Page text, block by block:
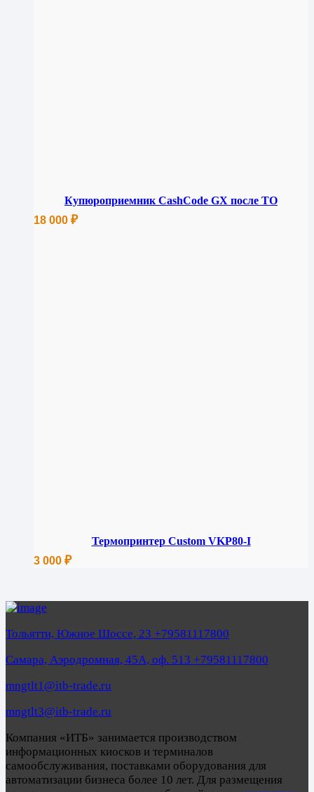
Купюроприемник CashCode GX после ТО
18 000 ₽
Термопринтер Custom VKP80-I
3 000 ₽
Тольятти, Южное Шоссе, 23 +79581117800
Самара, Аэродромная, 45А, оф. 513 +79581117800
mngtlt1@itb-trade.ru
mngtlt3@itb-trade.ru
Компания «ИТБ» занимается производством
информационных киосков и терминалов
самообслуживания, поставками оборудования для
автоматизации бизнеса более 10 лет. Для размещения